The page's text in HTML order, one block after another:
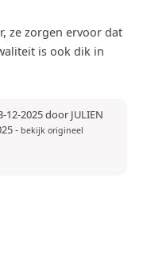
ze zorgen ervoor dat
is ook dik in
2025 door JULIEN
- bekijk origineel